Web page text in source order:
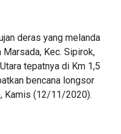
deras yang melanda
Marsada, Kec. Sipirok,
tepatnya di Km 1,5
bencana longsor
Kamis (12/11/2020).